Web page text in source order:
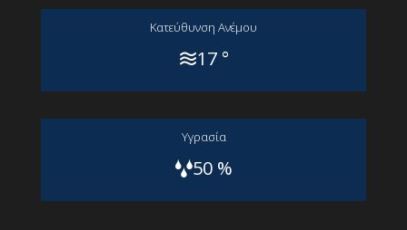
Kατεύθυνση Aνέμου
17 °
Yγρασία
50 %